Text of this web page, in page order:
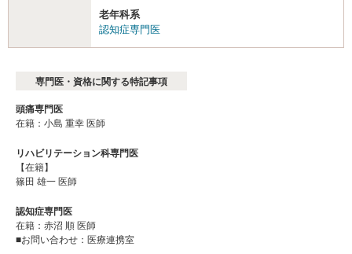
老年科系
認知症専門医
専門医・資格に関する特記事項
頭痛専門医
在籍：小島 重幸 医師
リハビリテーション科専門医
【在籍】
篠田 雄一 医師
認知症専門医
在籍：赤沼 順 医師
■お問い合わせ：医療連携室